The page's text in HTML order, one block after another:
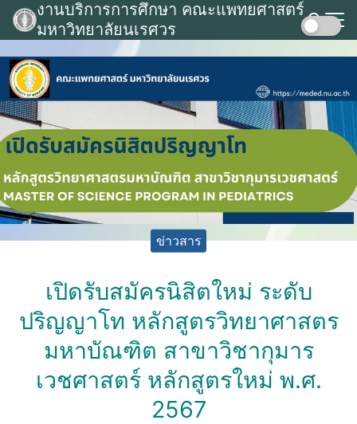
Skip
งานบริการการศึกษา คณะแพทยศาสตร์
มหาวิทยาลัยนเรศวร
for:
ข่าวสาร
เปิดรับสมัครนิสิตใหม่ ระดับ
ปริญญาโท หลักสูตรวิทยาศาสตร
มหาบัณฑิต สาขาวิชากุมาร
เวชศาสตร์ หลักสูตรใหม่ พ.ศ.
2567